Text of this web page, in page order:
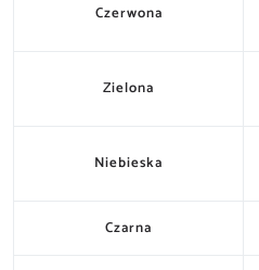
Czerwona
Zielona
Niebieska
Czarna